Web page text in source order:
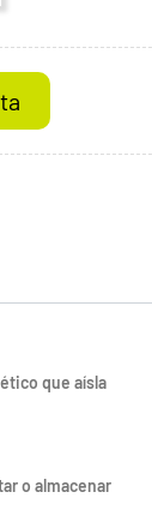
que aísla
o almacenar